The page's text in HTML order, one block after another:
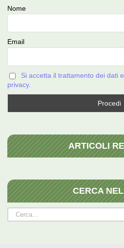
Nome
Email
Si accetta il trattamento dei dati
privacy.
ARTICOLI
CERCA
Cerca
per: